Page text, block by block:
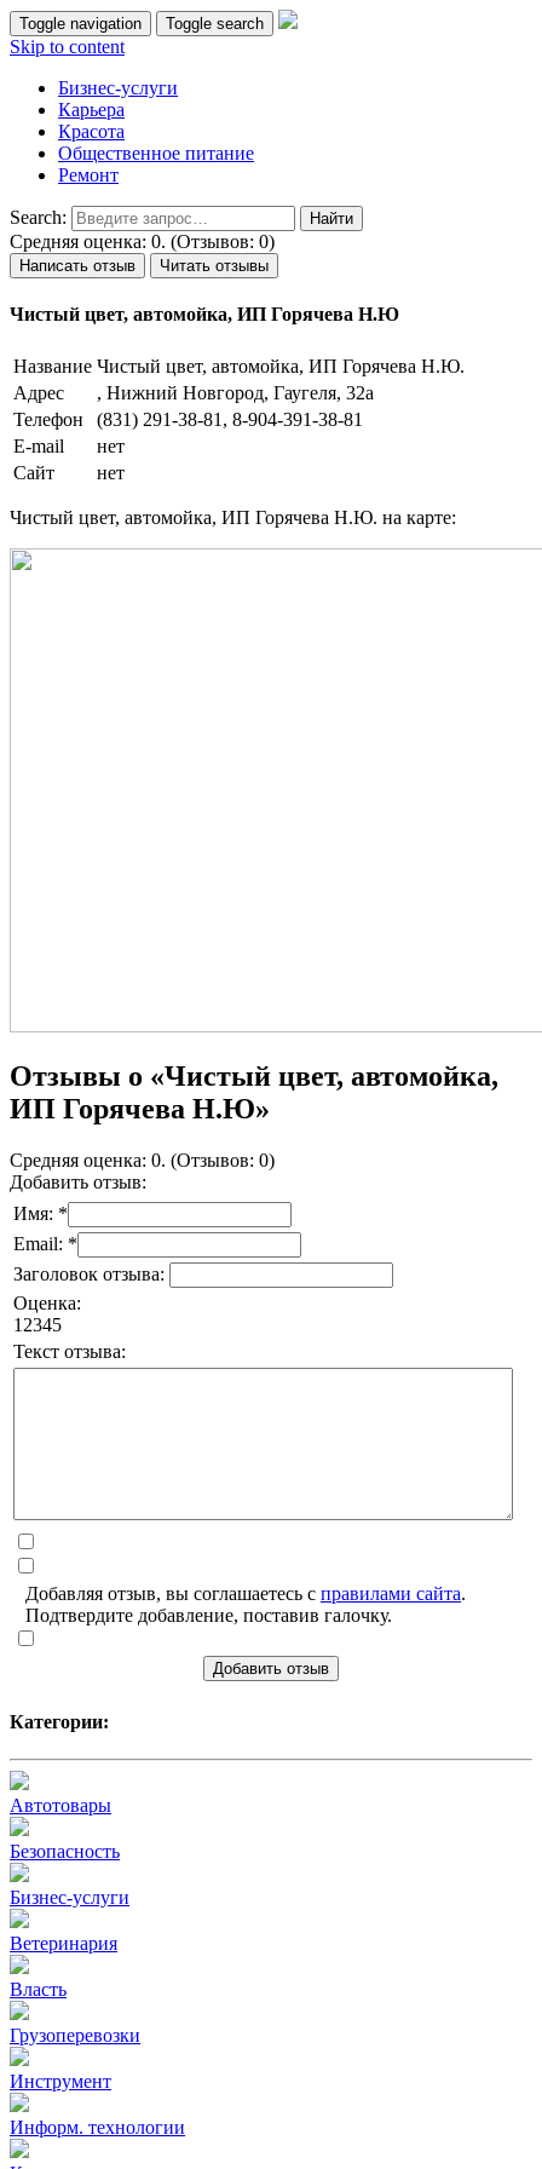
Toggle navigation Toggle search
Skip to content
Бизнес-услуги
Карьера
Красота
Общественное питание
Ремонт
Search:
Средняя оценка: 0. (Отзывов: 0)
Написать отзыв Читать отзывы
Чистый цвет, автомойка, ИП Горячева Н.Ю
Название Чистый цвет, автомойка, ИП Горячева Н.Ю.
Адрес
, Нижний Новгород, Гаугеля, 32а
Телефон
(831) 291-38-81, 8-904-391-38-81
E-mail
нет
Сайт
нет
Чистый цвет, автомойка, ИП Горячева Н.Ю. на карте:
Отзывы о «Чистый цвет, автомойка,
ИП Горячева Н.Ю»
Средняя оценка: 0. (Отзывов: 0)
Добавить отзыв:
Имя: *
Email: *
Заголовок отзыва:
Оценка:
1 2345
Текст отзыва:
Добавляя отзыв, вы соглашаетесь с правилами сайта.
Подтвердите добавление, поставив галочку.
Добавить отзыв
Категории:
Автотовары
Безопасность
Бизнес-услуги
Ветеринария
Власть
Грузоперевозки
Инструмент
Информ. технологии